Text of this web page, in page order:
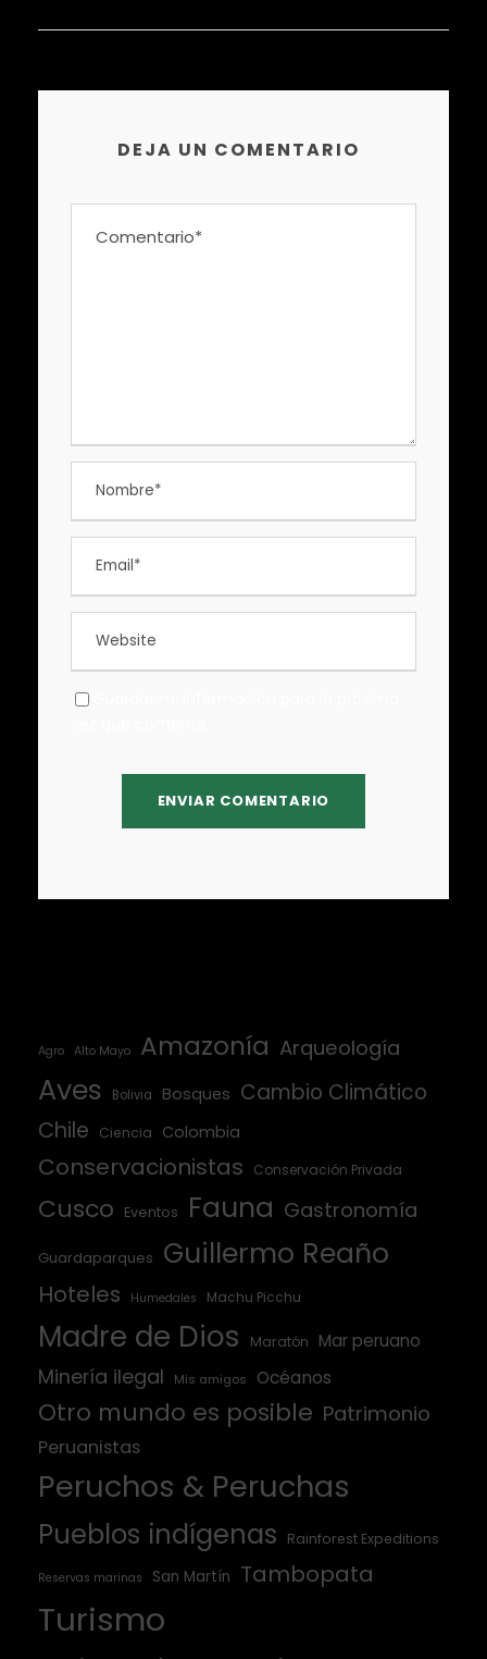
DEJA UN COMENTARIO
Agro Alto Mayo Amazonía Arqueología
Aves Bolivia Bosques Cambio Climático
Chile
Ciencia Colombia
Conservacionistas Conservación Privada
Cusco Eventos Fauna Gastronomía
Guardaparques Guillermo Reaño
Hoteles Humedales Machu Picchu
Madre de Dios Maratón Mar peruano
Minería ilegal Mis amigos Océanos
Otro mundo es posible Patrimonio
Peruanistas
Peruchos & Peruchas
Pueblos indígenas Rainforest Expeditions
Reservas marinas San Martín Tambopata
Turismo